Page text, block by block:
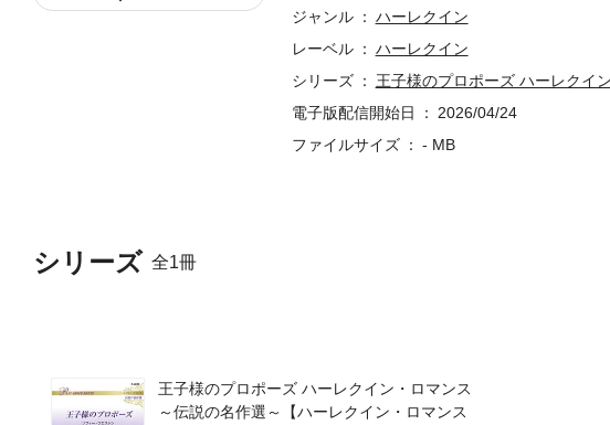
シリーズ 全1冊
王子様のプロポーズ ハーレクイン・ロマンス
～伝説の名作選～【ハーレクイン・ロマンス
ラロマンスをお楽しみください。＊本書は、
ンス版となります。 ご購入の際は十分ご注意
ジャンル
ハーレクイン
レーベル
ハーレクイン
シリーズ
王子様のプロポーズ ハーレクイ
電子版配信開始日
2026/04/24
ファイルサイズ
- MB